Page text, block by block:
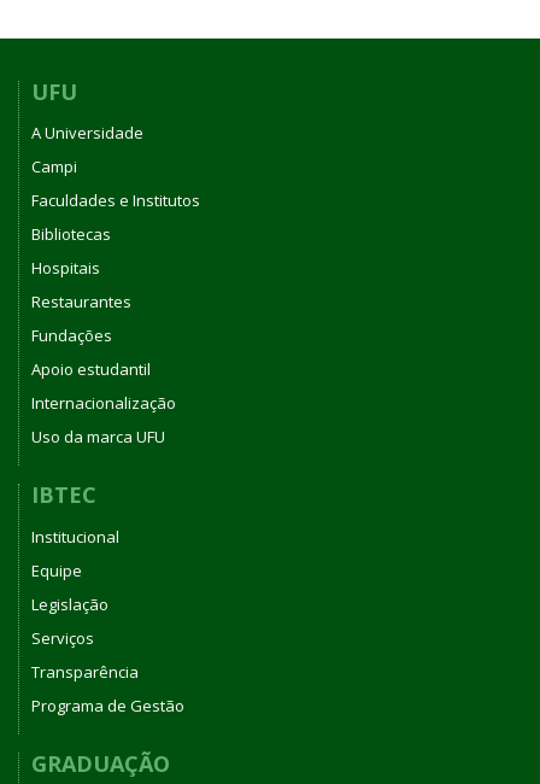
de
UFU
A Universidade
Campi
Faculdades e Institutos
Bibliotecas
Hospitais
Restaurantes
Fundações
Apoio estudantil
Internacionalização
Uso da marca UFU
IBTEC
Institucional
Equipe
Legislação
Serviços
Transparência
Programa de Gestão
GRADUAÇÃO